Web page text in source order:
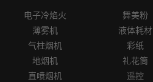
电子冷焰火
薄雾机
气柱烟机
地烟机
直喷烟机
舞美粉
液体耗材
彩纸
礼花筒
遥控